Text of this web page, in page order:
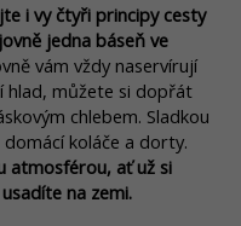
i vy čtyři principy cesty
jedna báseň ve
vám vždy naservírují
hlad, můžete si dopřát
chlebem. Sladkou
koláče a dorty.
atmosférou, ať už si
na zemi.